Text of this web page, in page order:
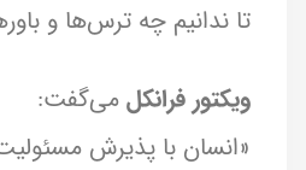
تا ندانیم چه ترس‌ها و
ویکتور فرانکلمی‌گفت:
«انسان با پذیرش